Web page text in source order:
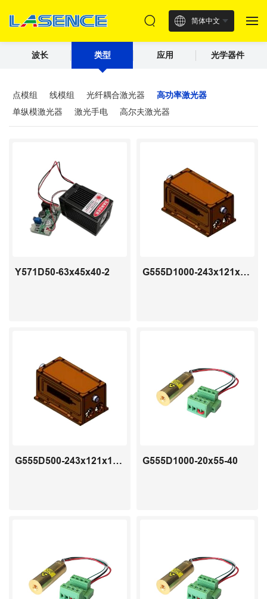
简体中文
波长 类型 应用 光学器件
点模组 线模组 光纤耦合激光器
高功率激光器
单纵模激光器
激光手电 高尔夫激光器
Y571D50-63x45x40-2 G555D1000-243x121x102-6
G555D500-243x121x102-5 G555D1000-20x55-40